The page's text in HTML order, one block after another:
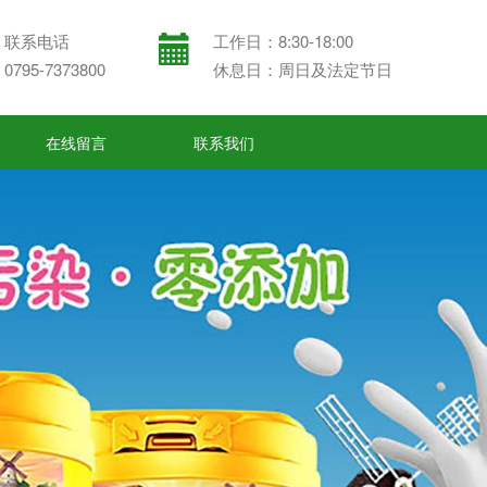
联系电话
0795-7373800
工作日：8:30-18:00
休息日：周日及法定节日
在线留言 联系我们